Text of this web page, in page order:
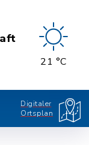
21 °C
Digitaler
Ortsplan